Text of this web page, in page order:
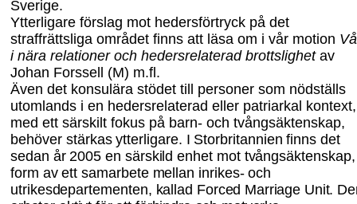
Sverige.
Ytterligare förslag mot hedersförtryck på det
straffrättsliga området finns att läsa om i vår motion
i nära relationer och hedersrelaterad brottslighetav
Johan Forssell (M) m.fl.
Även det konsulära stödet till personer som nödställs
utomlands i en hedersrelaterad eller patriarkal kontext,
med ett särskilt fokus på barn- och tvångsäktenskap,
behöver stärkas ytterligare. I Storbritannien finns det
sedan år 2005 en särskild enhet mot tvångs
form av ett samarbete mellan inrikes- och
utrikesdepartementen, kallad Forced Marriage Unit.